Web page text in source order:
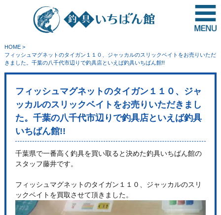
HOME>
フィッシュマグネットのタイガン１１０、ジャッカルのスリックベイトをお売りいただ
きました。千葉の八千代市辺りで釣具店といえば釣具いちばん館!!
フィッシュマグネットのタイガン１１０、ジャ
ッカルのスリックベイトをお売りいただきまし
た。千葉の八千代市辺りで釣具店といえば釣具
いちばん館!!
千葉県で一番高く釣具を買い取ると決めた釣具いちばん館の
スタッフ藤井です。
フィッシュマグネットのタイガン１１０、ジャッカルのスリ
ックベイトを買取させて頂きました。